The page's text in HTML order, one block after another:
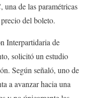
una de las paramétricas
del boleto.
Interpartidaria de
solicitó un estudio
Según señaló, uno de
a avanzar hacia una